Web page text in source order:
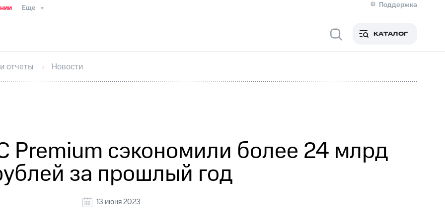
Еще
Поддержка
Медиа-центр
ИнтервьюФинансовая отчетностьКонтактыНовости в регионе
секретарьРаскрытие информации
кабинет акционераАкционерный капиталКонтроль и аудитРынок акций
КАТАЛОГ
отчеты Новости
Premium сэкономили более 24 млрд
за прошлый год
13 июня 2023